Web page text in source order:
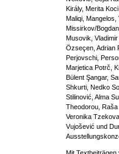
Király, Merita
Maliqi,
Missirkov/
Musovik,
Özseçen, Adrian
Perjovschi,
Marjetica Potrč,
Bülent Şangar,
Shkurti, Nedko
Stilinović, Alma
Theodorou,
Veronika
Vujošević und